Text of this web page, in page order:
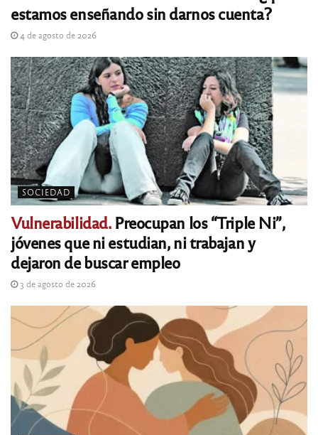
estamos enseñando sin darnos cuenta?
4 de agosto de 2026
SOCIEDAD
Vulnerabilidad.Preocupan los “Triple Ni”,
jóvenes que ni estudian, ni trabajan y
dejaron de buscar empleo
3 de agosto de 2026